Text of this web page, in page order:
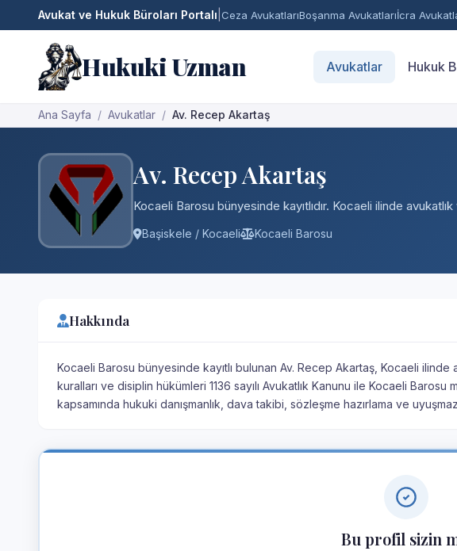
Avukat ve Hukuk Büroları Portalı Ceza AvukatlarıBoşanma Avukatlarıİcra
Hukuki Uzman Avukatlar Hukuk
Ana Sayfa Avukatlar Av. Recep Akartaş
Av. Recep Akartaş
Kocaeli Barosu bünyesinde kayıtlıdır. Kocaeli ilinde
Başiskele / Kocaeli Kocaeli Barosu
Hakkında
Kocaeli Barosu bünyesinde kayıtlı bulunan Av. Recep Akartaş, Kocaeli
kuralları ve disiplin hükümleri 1136 sayılı Avukatlık Kanunu ile Kocaeli
kapsamında hukuki danışmanlık, dava takibi, sözleşme hazırlama ve
Bu profil sizin